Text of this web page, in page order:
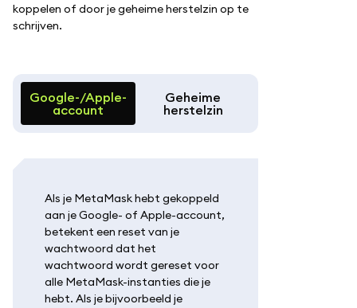
koppelen of door je geheime herstelzin op te
schrijven.
Google-/Apple-
account
Geheime
herstelzin
Als je MetaMask hebt gekoppeld
aan je Google- of Apple-account,
betekent een reset van je
wachtwoord dat het
wachtwoord wordt gereset voor
alle MetaMask-instanties die je
hebt. Als je bijvoorbeeld je